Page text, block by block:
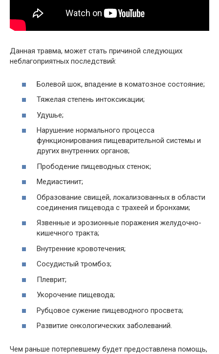
Данная травма, может стать причиной следующих
неблагоприятных последствий:
Болевой шок, впадение в коматозное состояние;
Тяжелая степень интоксикации;
Удушье;
Нарушение нормального процесса
функционирования пищеварительной системы и
других внутренних органов;
Прободение пищеводных стенок;
Медиастинит;
Образование свищей, локализованных в области
соединения пищевода с трахеей и бронхами;
Язвенные и эрозионные поражения желудочно-
кишечного тракта;
Внутренние кровотечения;
Сосудистый тромбоз;
Плеврит;
Укорочение пищевода;
Рубцовое сужение пищеводного просвета;
Развитие онкологических заболеваний.
Чем раньше потерпевшему будет предоставлена помощь,